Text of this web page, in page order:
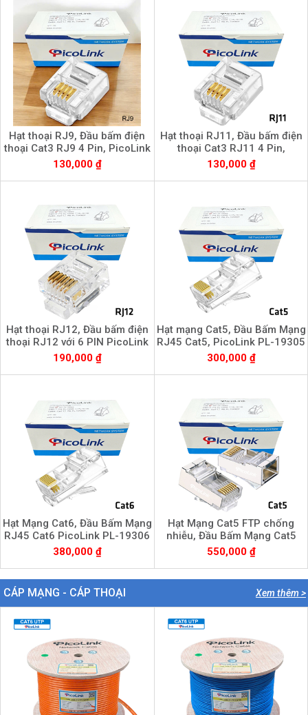
Hạt thoại RJ9, Đầu bấm điện
thoại Cat3 RJ9 4 Pin, PicoLink
PL-19109
130,000 ₫
Hạt thoại RJ11, Đầu bấm điện
thoại Cat3 RJ11 4 Pin,
PicoLink PL-19111
130,000 ₫
Hạt thoại RJ12, Đầu bấm điện
thoại RJ12 với 6 PIN PicoLink
PL-19112
190,000 ₫
Hạt mạng Cat5, Đầu Bấm Mạng
RJ45 Cat5, PicoLink PL-19305
300,000 ₫
Hạt Mạng Cat6, Đầu Bấm Mạng
RJ45 Cat6 PicoLink PL-19306
380,000 ₫
Hạt Mạng Cat5 FTP chống
nhiễu, Đầu Bấm Mạng Cat5
FPT, Picolink PL-S19305
550,000 ₫
Xem thêm >
CÁP MẠNG - CÁP THOẠI